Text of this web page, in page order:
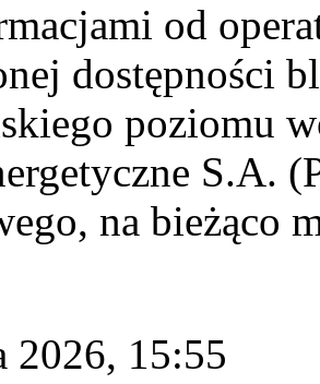
od
dostępności
poziomu
S.A.
na bieżąco
2026, 15:55